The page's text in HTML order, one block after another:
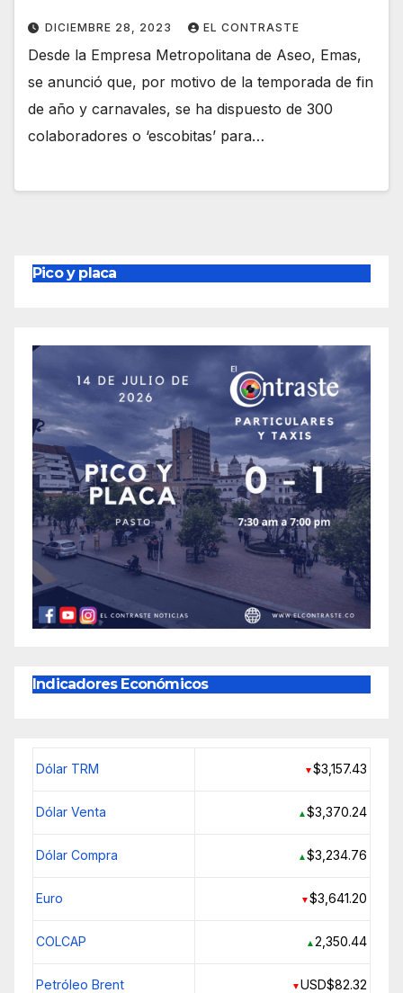
DICIEMBRE 28, 2023 EL CONTRASTE
Desde la Empresa Metropolitana de Aseo, Emas,
se anunció que, por motivo de la temporada de fin
de año y carnavales, se ha dispuesto de 300
colaboradores o ‘escobitas’ para…
Pico y placa
Indicadores Económicos
Dólar TRM ▼$3,157.43
Dólar Venta ▲$3,370.24
Dólar Compra ▲$3,234.76
Euro ▼$3,641.20
COLCAP ▲2,350.44
Petróleo Brent ▼USD$82.32